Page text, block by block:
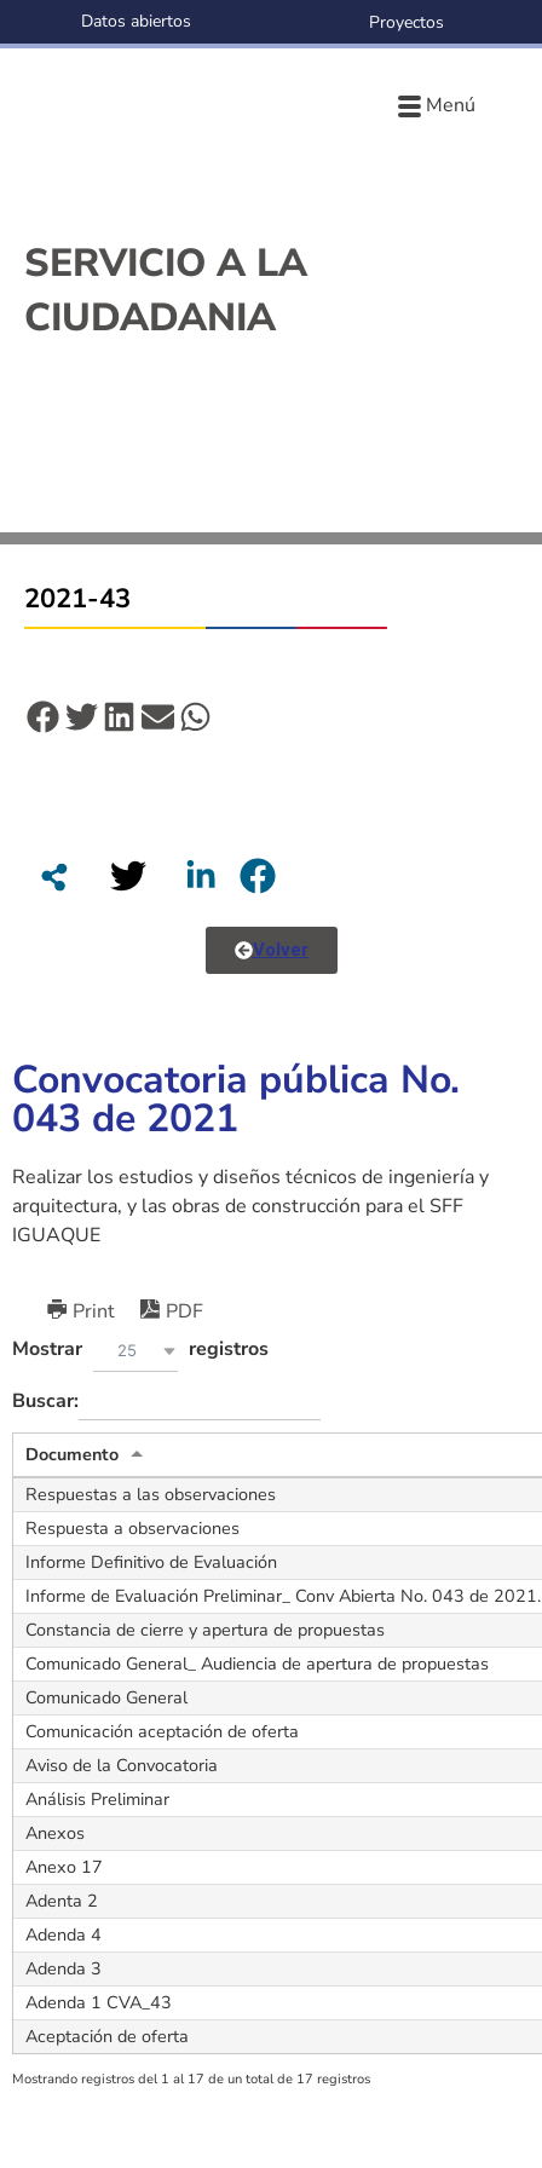
Menú
Datos abiertos Proyectos
SERVICIO A LA
CIUDADANIA
2021-43
Volver
Convocatoria pública No.
043 de 2021
Realizar los estudios y diseños técnicos de ingeniería y
arquitectura, y las obras de construcción para el SFF
IGUAQUE
Print
PDF
Mostrar
25
registros
Buscar:
Documento
Respuestas a las observaciones
Respuesta a observaciones
Informe Definitivo de Evaluación
Informe de Evaluación Preliminar_ Conv Abierta No. 043 de 2021.
Constancia de cierre y apertura de propuestas
Comunicado General_ Audiencia de apertura de propuestas
Comunicado General
Comunicación aceptación de oferta
Aviso de la Convocatoria
Análisis Preliminar
Anexos
Anexo 17
Adenta 2
Adenda 4
Adenda 3
Adenda 1 CVA_43
Aceptación de oferta
Mostrando registros del 1 al 17 de un total de 17 registros